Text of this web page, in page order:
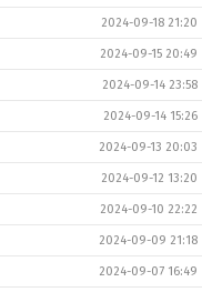
2024-09-18 21:20
2024-09-15 20:49
2024-09-14 23:58
2024-09-14 15:26
2024-09-13 20:03
2024-09-12 13:20
2024-09-10 22:22
2024-09-09 21:18
2024-09-07 16:49